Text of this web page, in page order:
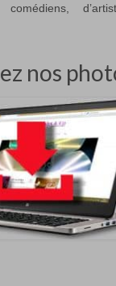
comédiens,
nos